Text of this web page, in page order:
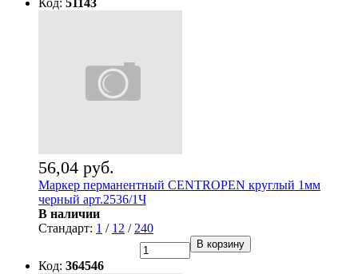
Код: 51143
56,04 руб.
Маркер перманентный CENTROPEN круглый 1мм
черный арт.2536/1Ч
В наличии
Стандарт: 1 / 12 / 240
В корзину
Код: 364546